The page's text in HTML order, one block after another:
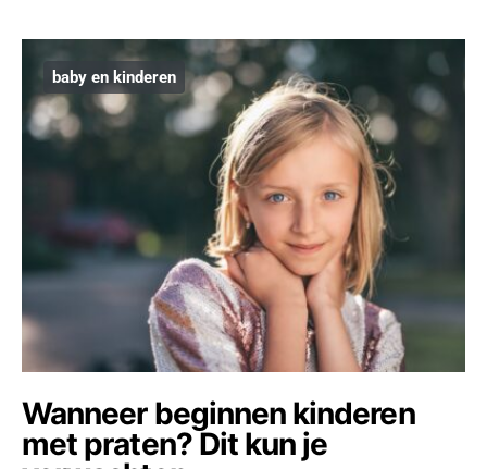
baby en kinderen
Wanneer beginnen kinderen
met praten? Dit kun je